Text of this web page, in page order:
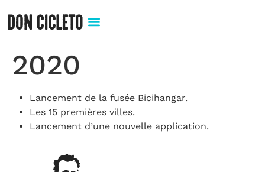
2020
Lancement de la fusée Bicihangar.
Les 15 premières villes.
Lancement d’une nouvelle application.